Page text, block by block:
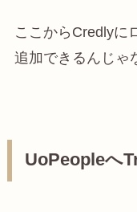
ここからCredlyに
追加できるんじゃ
UoPeopleへ